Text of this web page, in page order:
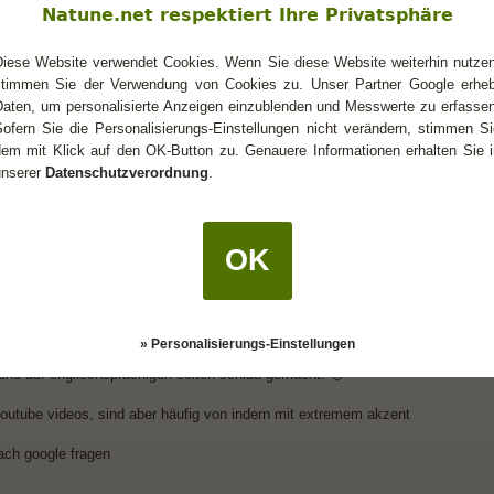
mit 8 gesichtern hat eine extrem lindernde wirkung auf mich, da sie
du diese Deutungen der einzelnen Phasen?
schrieb:
du diese Deutungen der einzelnen Phasen?
einen kumpel von früher der paar jahre in einem krishna tempel verbracht
auf englischsprachigen seiten schlau gemacht. 🤓
videos, sind aber häufig von indern mit extremem akzent
google fragen
Natune.net respektiert Ihre Privatsphäre
Website verwendet Cookies. Wenn Sie diese Website weiterhin
Sie der Verwendung von Cookies zu. Unser Partner Google
um personalisierte Anzeigen einzublenden und Messwerte zu
Sie die Personalisierungs-Einstellungen nicht verändern, stimmen
mit Klick auf den OK-Button zu. Genauere Informationen erhalten Sie
Datenschutzverordnung.
OK
» Personalisierungs-Einstellungen